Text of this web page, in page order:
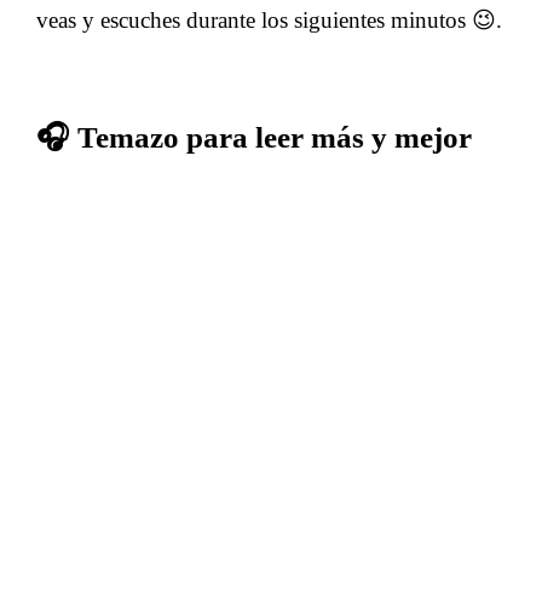
veas y escuches durante los siguientes minutos 😉.
🎧 Temazo para leer más y mejor